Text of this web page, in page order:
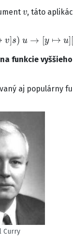
, táto
v]s ) u→ [y ↦u [ x↦
funkcie
aj populárny
Curry